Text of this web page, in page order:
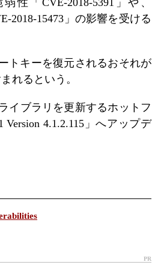
「CVE-2018-5391」や、
2018-15473」の影響を受ける
トキーを復元されるおそれが
れるという。
イブラリを更新するホットフ
4.1.2.115」へアップデ
PR